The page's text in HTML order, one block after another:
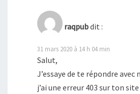
raqpubdit :
31 mars 2020 à 14 h 04 min
Salut,
J’essaye de te répondre avec
j’ai une erreur 403 sur ton site